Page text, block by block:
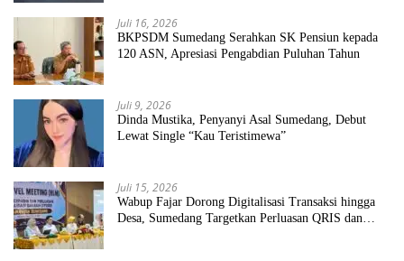
Juli 16, 2026
BKPSDM Sumedang Serahkan SK Pensiun kepada
120 ASN, Apresiasi Pengabdian Puluhan Tahun
Juli 9, 2026
Dinda Mustika, Penyanyi Asal Sumedang, Debut
Lewat Single “Kau Teristimewa”
Juli 15, 2026
Wabup Fajar Dorong Digitalisasi Transaksi hingga
Desa, Sumedang Targetkan Perluasan QRIS dan